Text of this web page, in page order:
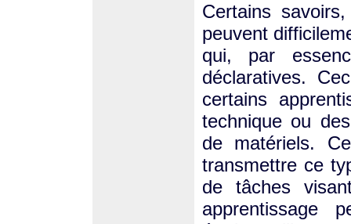
Certains
peuvent
qui, par
déclaratives.
certains
technique ou
de matériels.
transmettre ce
de tâches
apprentissage